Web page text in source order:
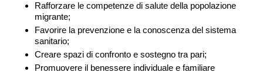
Rafforzare le competenze di salute della popolazione
migrante;
Favorire la prevenzione e la conoscenza del sistema
sanitario;
Creare spazi di confronto e sostegno tra pari;
Promuovere il benessere individuale e familiare